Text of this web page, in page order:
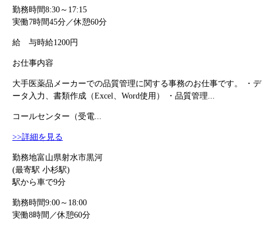
勤務時間8:30～17:15
実働7時間45分／休憩60分
給 与時給1200円
お仕事内容
大手医薬品メーカーでの品質管理に関する事務のお仕事です。 ・デ
ータ入力、書類作成（Excel、Word使用） ・品質管理...
コールセンター（受電...
>>詳細を見る
勤務地富山県射水市黒河
(最寄駅 小杉駅)
駅から車で9分
勤務時間9:00～18:00
実働8時間／休憩60分